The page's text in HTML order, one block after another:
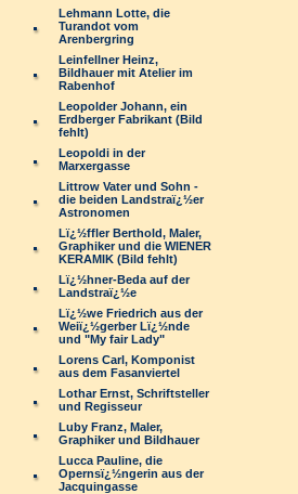
Lehmann Lotte, die
Turandot vom
Arenbergring
Leinfellner Heinz,
Bildhauer mit Atelier im
Rabenhof
Leopolder Johann, ein
Erdberger Fabrikant (Bild
fehlt)
Leopoldi in der
Marxergasse
Littrow Vater und Sohn -
die beiden Landstraï¿½er
Astronomen
Lï¿½ffler Berthold, Maler,
Graphiker und die WIENER
KERAMIK (Bild fehlt)
Lï¿½hner-Beda auf der
Landstraï¿½e
Lï¿½we Friedrich aus der
Weiï¿½gerber Lï¿½nde
und "My fair Lady"
Lorens Carl, Komponist
aus dem Fasanviertel
Lothar Ernst, Schriftsteller
und Regisseur
Luby Franz, Maler,
Graphiker und Bildhauer
Lucca Pauline, die
Opernsï¿½ngerin aus der
Jacquingasse